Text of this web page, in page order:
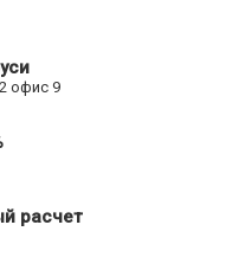
офис 9
расчет